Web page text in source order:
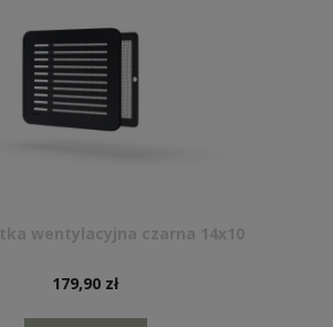
wentylacyjna czarna 14x10
179,90 zł